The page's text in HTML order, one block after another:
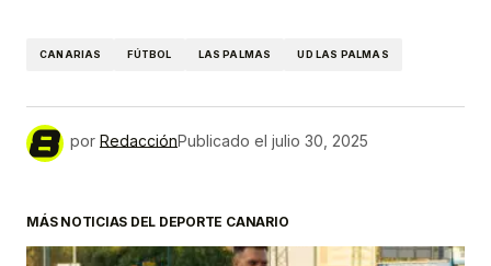
CANARIAS FÚTBOL LAS PALMAS UD LAS PALMAS
por RedacciónPublicado el julio 30, 2025
MÁS NOTICIAS DEL DEPORTE CANARIO